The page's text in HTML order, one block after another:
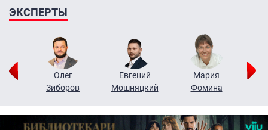
ЭКСПЕРТЫ
Олег
Зиборов
Евгений
Мошняцкий
Мария
Фомина